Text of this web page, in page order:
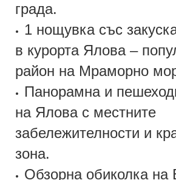
града.
• 1 нощувка със
в курорта Ялова –
район на Мраморно
•
Панорамна и
на Ялова с местните
забележителности и
зона.
• Обзорна обиколка на